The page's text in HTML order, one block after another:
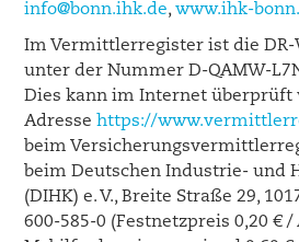
info@bonn.ihk.de,www.ihk-
Im Vermittlerregister ist die DR-
unter der Nummer D-QAMW-
Dies kann im Internet überprüft
Adressehttps://
beim
beim Deutschen Industrie- und
(DIHK) e. V., Breite Straße 29,
600-585-0 (Festnetzpreis 0,20 €